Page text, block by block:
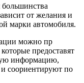
от желания и
марки автомобиля.
можно пр
предоставят
информацию,
соориентируют по